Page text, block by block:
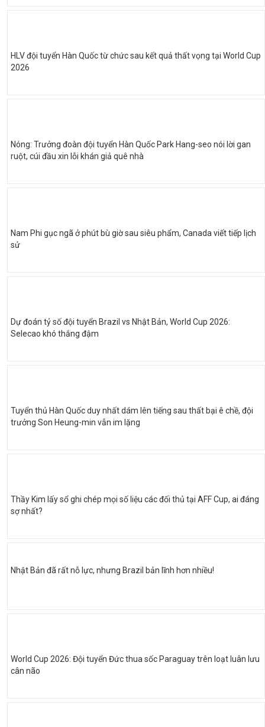
HLV đội tuyển Hàn Quốc từ chức sau kết quả thất vọng tại World Cup
2026
Nóng: Trưởng đoàn đội tuyển Hàn Quốc Park Hang-seo nói lời gan
ruột, cúi đầu xin lỗi khán giả quê nhà
Nam Phi gục ngã ở phút bù giờ sau siêu phẩm, Canada viết tiếp lịch
sử
Dự đoán tỷ số đội tuyển Brazil vs Nhật Bản, World Cup 2026:
Selecao khó thắng đậm
Tuyển thủ Hàn Quốc duy nhất dám lên tiếng sau thất bại ê chề, đội
trưởng Son Heung-min vẫn im lặng
Thầy Kim lấy sổ ghi chép mọi số liệu các đối thủ tại AFF Cup, ai đáng
sợ nhất?
Nhật Bản đã rất nỗ lực, nhưng Brazil bản lĩnh hơn nhiều!
World Cup 2026: Đội tuyển Đức thua sốc Paraguay trên loạt luân lưu
cân não